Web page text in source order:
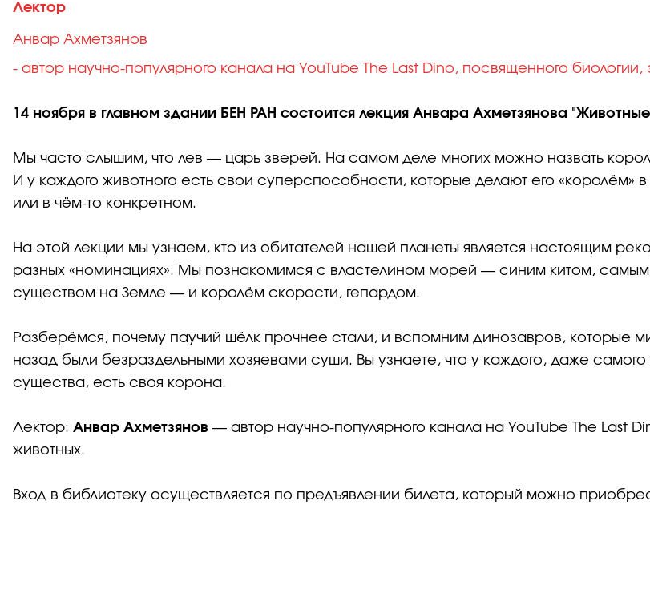
Лектор
Анвар Ахметзянов
- автор научно-популярного канала на YouTube The Last Dino, посвященного
14 ноября в главном здании БЕН РАН состоится лекция Анвара Ахметзянова
Мы часто слышим, что лев — царь зверей. На самом деле многих можно назвать
И у каждого животного есть свои суперспособности, которые делают его «королём»
или в чём-то конкретном.
На этой лекции мы узнаем, кто из обитателей нашей планеты является настоящим
разных «номинациях». Мы познакомимся с властелином морей — синим китом,
существом на Земле — и королём скорости, гепардом.
Разберёмся, почему паучий шёлк прочнее стали, и вспомним динозавров, которые
назад были безраздельными хозяевами суши. Вы узнаете, что у каждого, даже самого
существа, есть своя корона.
Лектор: Анвар Ахметзянов — автор научно-популярного канала на YouTube The Last
животных.
Вход в библиотеку осуществляется по предъявлении билета, который можно